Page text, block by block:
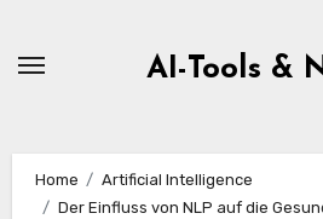
AI-Tools &
Home
Artificial Intelligence
Der Einfluss von NLP auf die